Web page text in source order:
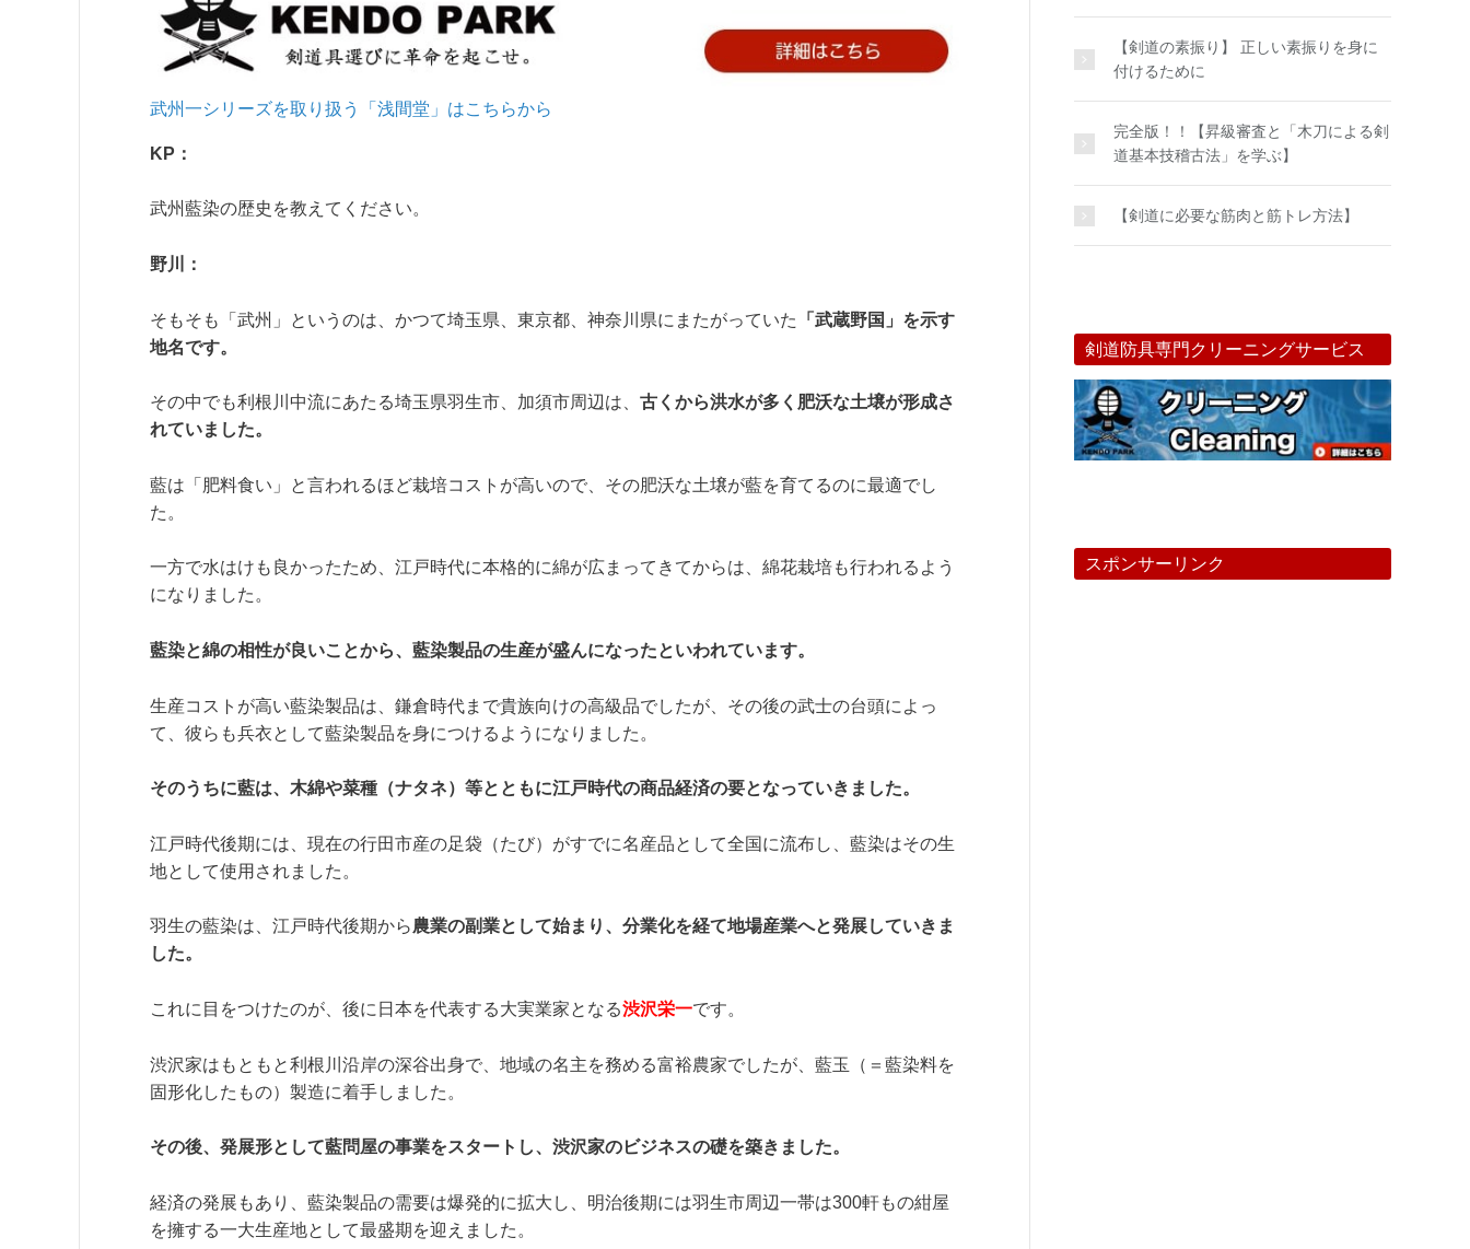
武州一シリーズを取り扱う「浅間堂」はこちらから
KP：
武州藍染の歴史を教えてください。
野川：
そもそも「武州」というのは、かつて埼玉県、東京都、神奈川県にまたがっていた
「武蔵野国」を示す
地名です。
その中でも利根川中流にあたる埼玉県羽生市、加須市周辺は、 古くから洪水が多く肥沃な土壌が形成さ
れていました。
藍は「肥料食い」と言われるほど栽培コストが高いので、その肥沃な土壌が藍を育てるのに最適でし
た。
一方で水はけも良かったため、江戸時代に本格的に綿が広まってきてからは、綿花栽培も行われるよう
になりました。
藍染と綿の相性が良いことから、藍染製品の生産が盛んになったといわれています。
生産コストが高い藍染製品は、鎌倉時代まで貴族向けの高級品でしたが、その後の武士の台頭によっ
て、彼らも兵衣として藍染製品を身につけるようになりました。
そのうちに藍は、木綿や菜種（ナタネ）等とともに江戸時代の商品経済の要となっていきました。
江戸時代後期には、現在の行田市産の足袋（たび）がすでに名産品として全国に流布し、藍染はその生
地として使用されました。
羽生の藍染は、江戸時代後期から農業の副業として始まり、分業化を経て地場産業へと発展していきま
した。
これに目をつけたのが、後に日本を代表する大実業家となる渋沢栄一です。
渋沢家はもともと利根川沿岸の深谷出身で、地域の名主を務める富裕農家でしたが、藍玉（＝藍染料を
固形化したもの）製造に着手しました。
その後、発展形として藍問屋の事業をスタートし、渋沢家のビジネスの礎を築きました。
経済の発展もあり、藍染製品の需要は爆発的に拡大し、明治後期には羽生市周辺一帯は300軒もの紺屋
を擁する一大生産地として最盛期を迎えました。
【剣道の素振り】 正しい素振りを身に
付けるために
完全版！！【昇級審査と「木刀による剣
道基本技稽古法」を学ぶ】
【剣道に必要な筋肉と筋トレ方法】
剣道防具専門クリーニングサービス
スポンサーリンク